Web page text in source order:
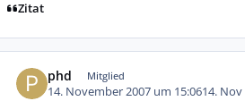
Zitat
phd Mitglied
14. November 2007 um 15:0614. Nov